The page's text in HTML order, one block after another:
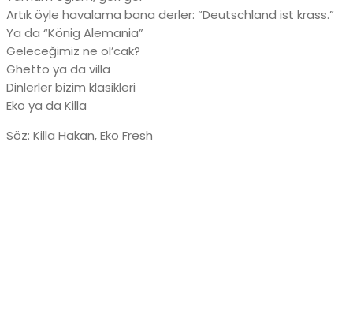
Artık öyle havalama bana derler: “Deutschland ist krass.”
Ya da “König Alemania”
Geleceğimiz ne ol’cak?
Ghetto ya da villa
Dinlerler bizim klasikleri
Eko ya da Killa
Söz: Killa Hakan, Eko Fresh